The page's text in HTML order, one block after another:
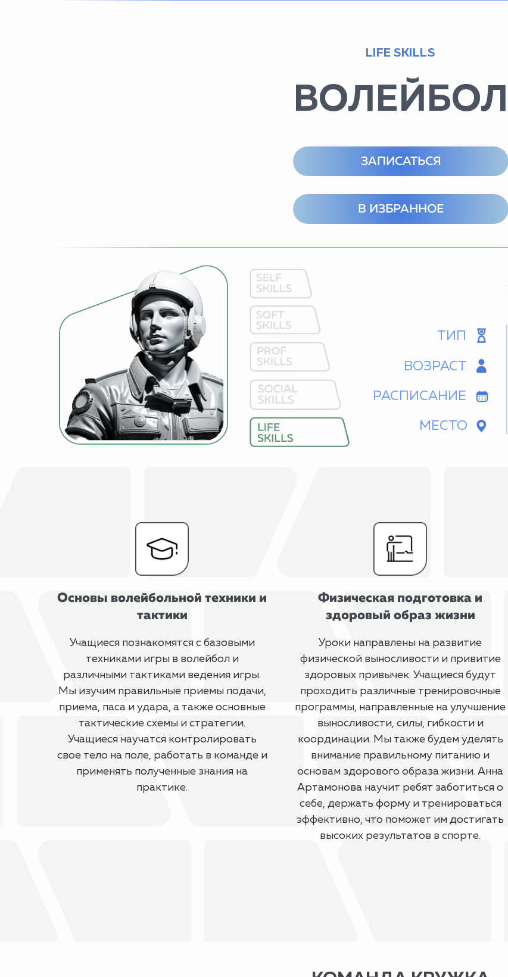
LIFE SKILLS
ВОЛЕЙБОЛ
ЗАПИСАТЬСЯ
В ИЗБРАННОЕ
14+ лет
Основы волейбольной техники и
тактики
Учащиеся познакомятся с базовыми
техниками игры в волейбол и
различными тактиками ведения игры.
Мы изучим правильные приемы подачи,
приема, паса и удара, а также основные
тактические схемы и стратегии.
Учащиеся научатся контролировать
свое тело на поле, работать в команде и
применять полученные знания на
практике.
Физическая подготовка и
здоровый образ жизни
Уроки направлены на развитие
физической выносливости и привитие
здоровых привычек. Учащиеся будут
проходить различные тренировочные
программы, направленные на улучшение
выносливости, силы, гибкости и
координации. Мы также будем уделять
внимание правильному питанию и
основам здорового образа жизни. Анна
Артамонова научит ребят заботиться о
себе, держать форму и тренироваться
эффективно, что поможет им достигать
высоких результатов в спорте.